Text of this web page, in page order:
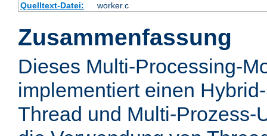
Quelltext-Datei:
worker.c
Zusammenfassung
Dieses Multi-Processing-
implementiert einen
Thread und Multi-Prozess-